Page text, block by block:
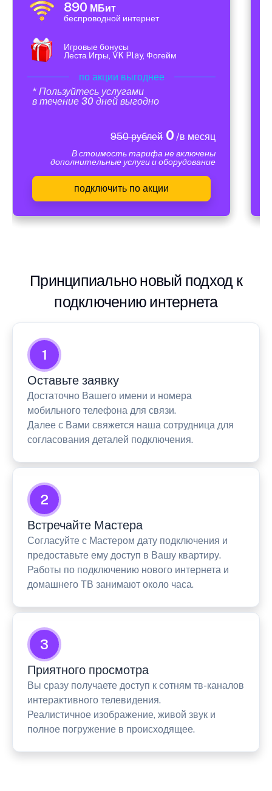
890 МБит
беспроводной интернет
Игровые бонусы
Леста Игры, VK Play, Фогейм
по акции выгоднее
* Пользуйтесь услугами
в течение 30 дней выгодно
950 рублей0 /в месяц
В стоимость тарифа не включены
дополнительные услуги и оборудование
подключить по акции
Принципиально новый подход к
подключению интернета
1
Оставьте заявку
Достаточно Вашего имени и номера
мобильного телефона для связи.
Далее с Вами свяжется наша сотрудница для
согласования деталей подключения.
2
Встречайте Мастера
Согласуйте с Мастером дату подключения и
предоставьте ему доступ в Вашу квартиру.
Работы по подключению нового интернета и
домашнего ТВ занимают около часа.
3
Приятного просмотра
Вы сразу получаете доступ к сотням тв-каналов
интерактивного телевидения.
Реалистичное изображение, живой звук и
полное погружение в происходящее.